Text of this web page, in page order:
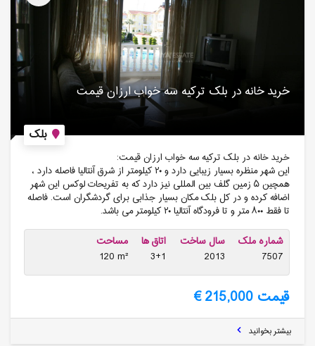
خرید خانه در بلک ترکیه سه خواب ارزان قیمت
بلک
خرید خانه در بلک ترکیه سه خواب ارزان قیمت:
این شهر منظره بسیار زیبایی دارد و ۲۰ کیلومتر از شرق آنتالیا فاصله دارد ،
همچین ۵ زمین گلف بین المللی نیز دارد که به تفریحات لوکس این شهر
اضافه کرده و در کل بلک مکان بسیار جذابی برای گردشگران است. فاصله
تا فقط ۸۰۰ متر و تا فرودگاه آنتالیا ۲۰ کیلومتر می باشد.
شماره ملک
7507
سال ساخت
2013
اتاق ها
3+1
مساحت
120 m²
قیمت 215,000 €
بیشتر بخوانید